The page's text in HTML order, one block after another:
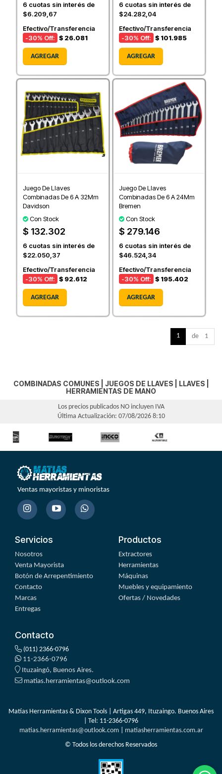
6 cuotas sin interés de
$6.209,67
Efectivo/Transferencia
-30% Off: $ 26.081
AGREGAR
6 cuotas sin interés de
$24.282,04
Efectivo/Transferencia
-30% Off: $ 101.985
AGREGAR
Juego De Llaves
Combinadas De 6 A 32Mm
Davidson
Con Stock
$ 132.302
6 cuotas sin interés de
$22.050,37
Efectivo/Transferencia
-30% Off: $ 92.612
AGREGAR
Juego De Llaves
Combinadas De 6 A 24Mm
Bremen
Con Stock
$ 279.146
6 cuotas sin interés de
$46.524,34
Efectivo/Transferencia
-30% Off: $ 195.402
AGREGAR
1 de 1
COMBINADAS COMUNES JUEGOS DE LLAVES LLAVES
HERRAMIENTAS DE MANO
Los precios publicados NO incluyen IVA
Última Actualización: 07/08/2026 8:10
Ventas mayoristas y minoristas
Servicios
Nosotros
Venta Mayorista
Botón de Arrepentimiento
Contacto
Marcas
Entregas
Productos
Extractores
Herramientas
Máquinas
Muebles y equipamiento
Ofertas / Novedades
Contacto
(011) 2366-0796
11-2366-0796
Ituzaingó, Buenos Aires.
matias.herramientas@outlook.com
Matías Herramientas & Dixon Tools | Artigas 449, Ituzaingo. Buenos Aires
| Tel: 11-2366-0796
matias.herramientas@outlook.com| matiasherramientas.com.ar
© Todos los derechos Reservados